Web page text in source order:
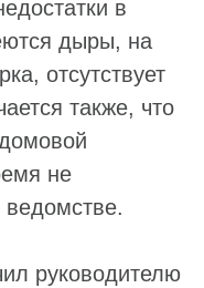
в
дыры, на
отсутствует
также, что
не
руководителю